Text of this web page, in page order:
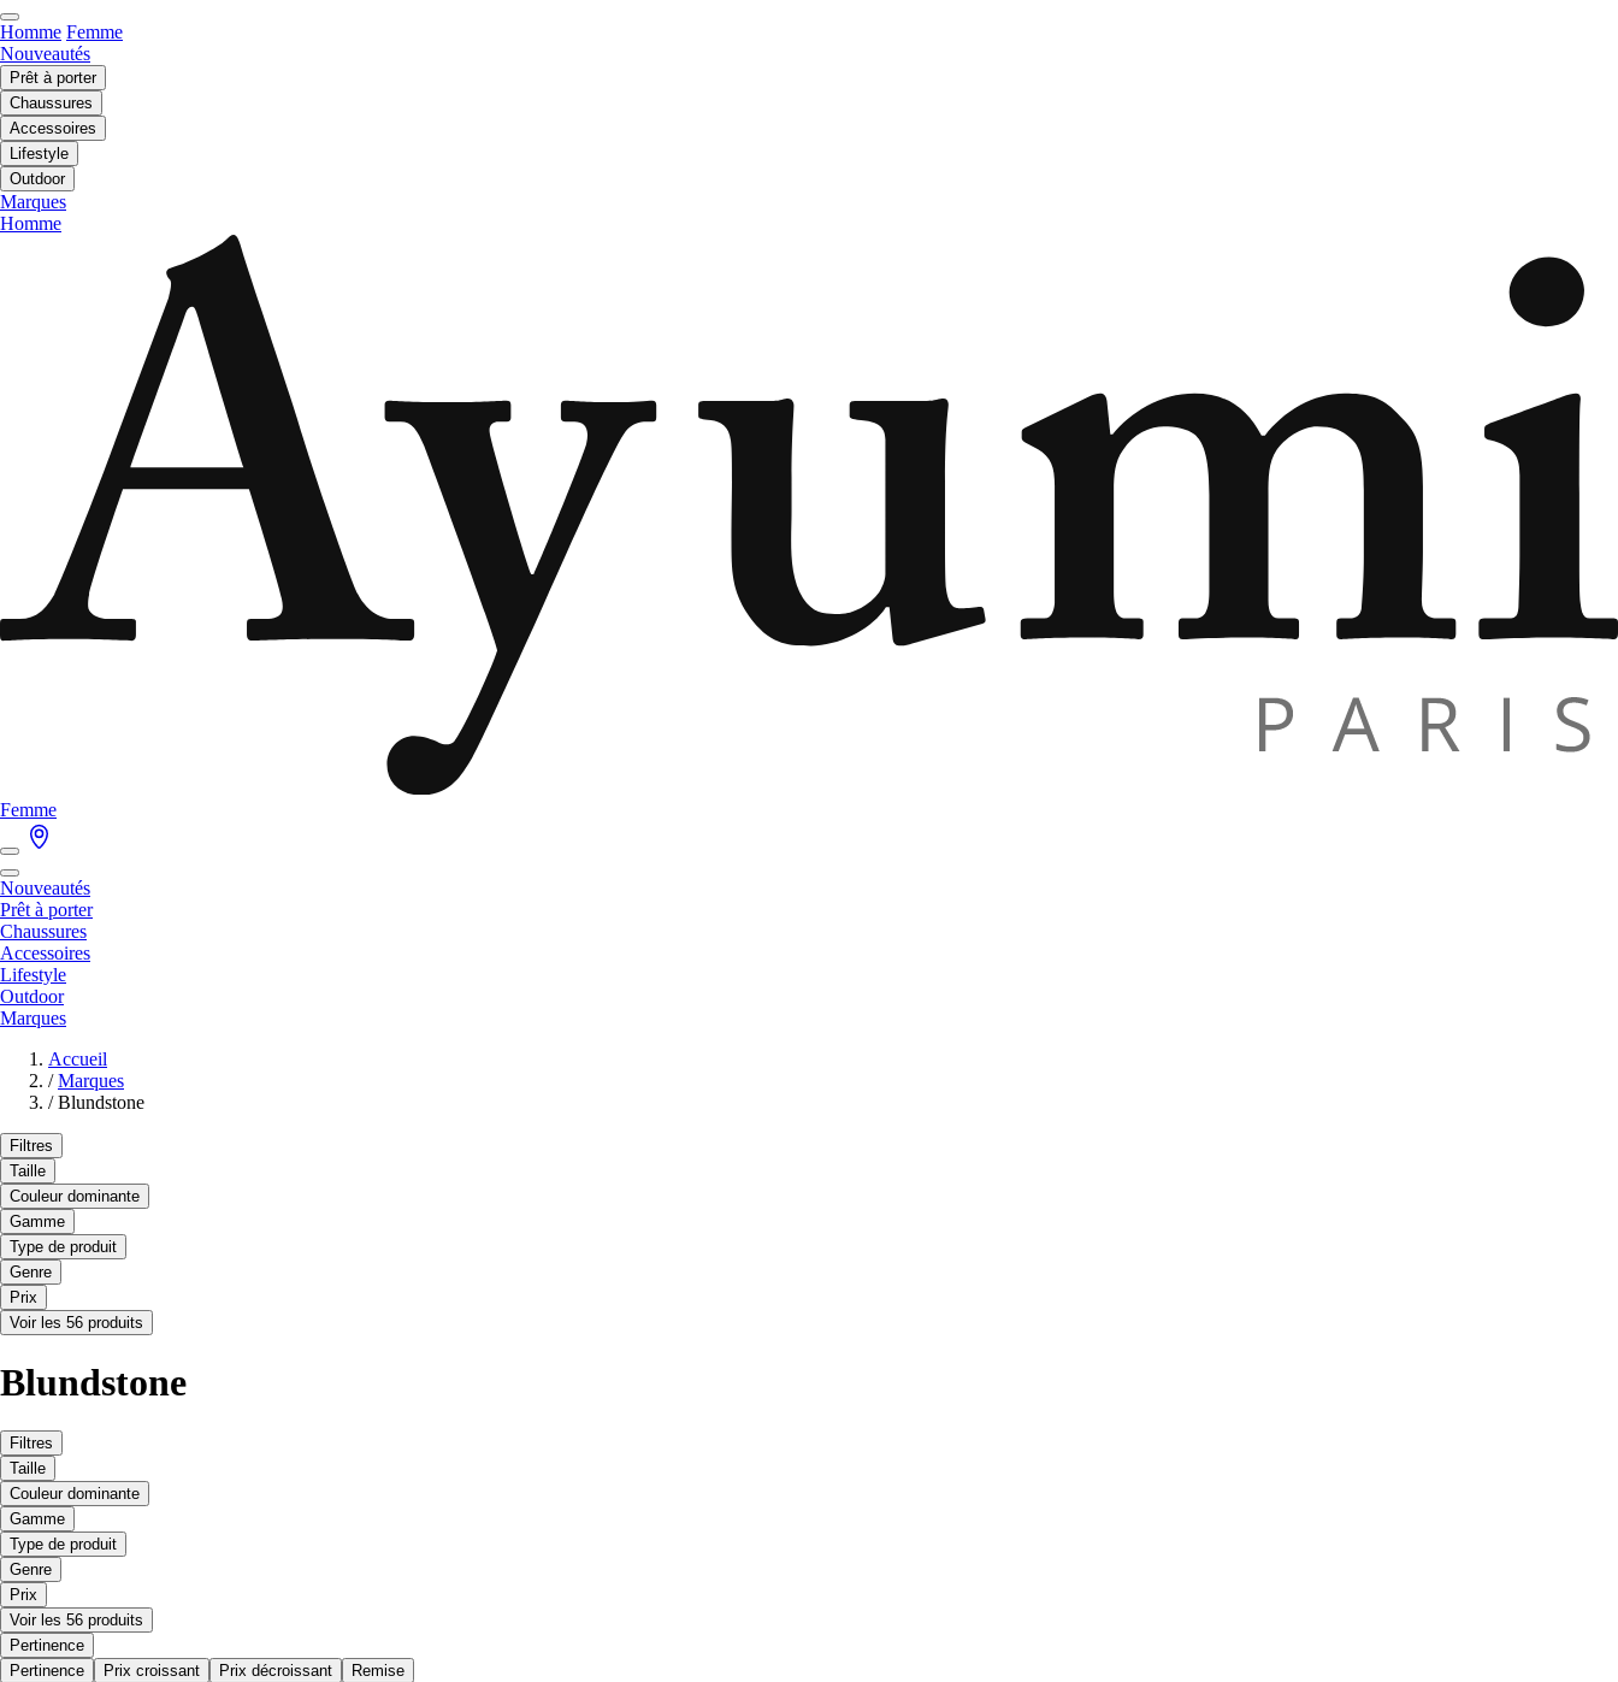
Homme Femme
Nouveautés
Prêt à porter
Chaussures
Accessoires
Lifestyle
Outdoor
Marques
Homme
Femme
Nouveautés
Prêt à porter
Chaussures
Accessoires
Lifestyle
Outdoor
Marques
Accueil
/ Marques
/ Blundstone
Filtres
Taille
Couleur dominante
Gamme
Type de produit
Genre
Prix
Voir les 56 produits
Blundstone
Filtres
Taille
Couleur dominante
Gamme
Type de produit
Genre
Prix
Voir les 56 produits
Pertinence
Pertinence
Prix croissant Prix décroissant Remise